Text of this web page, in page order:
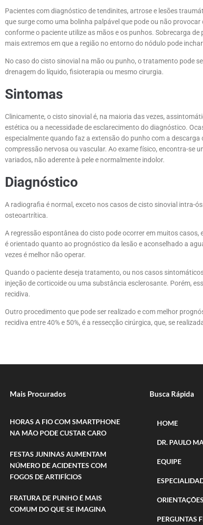
Pacientes com diagnóstico de tendinites, artrose e lesões
que surge como uma bolinha palpável que pode ou não
conforme o paciente utilize as mãos e os punhos. Sobrecarga
mais extremos em que a região no entorno do nódulo pode
No caso do cisto sinovial na mão ou punho, o tratamento pode
drenagem do líquido, fisioterapia ou mesmo cirurgia.
Sintomas
Clinicamente, o cisto sinovial é, na maioria das vezes,
estética ou a necessidade de esclarecimento do diagnóstico.
especialmente quando faz a extensão do punho com a
compressão nervosa ou vascular. Ao exame físico, encontra-se
variados, não aderente à pele e normalmente indolor.
Diagnóstico
A radiografia é normal, exceto nos casos de cisto sinovial intra-
osteoartrítica.
A regressão espontânea do cisto pode ocorrer em muitos
é orientado quanto ao prognóstico da lesão e aconselhado a
vezes é melhor não operar.
Quando o paciente deseja tratamento, ou nos casos
injeção de corticoide ou uma substância esclerosante. Porém,
recidiva.
Outro procedimento que pode ser realizado e com melhor
recidiva entre 40% e 50%, é a ressecção cirúrgica, que, se
Mais Procurados
HORAS A FIO COM SMARTPHONE
NA MÃO PODE CUSTAR CARO
FESTAS JUNINAS AUMENTAM
NÚMERO DE ACIDENTES COM
FOGOS DE ARTIFÍCIOS
FRATURA DE PUNHO É MAIS
COMUM DO QUE SE IMAGINA
Busca Rápida
HOME
DR. PAULO
EQUIPE
ORIENTAÇÕES
PERGUNTAS